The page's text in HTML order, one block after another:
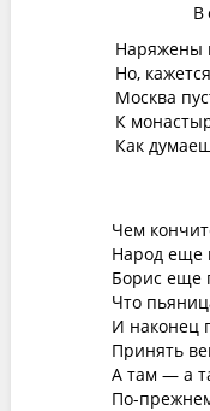
Наряжены
Но,
Москва
К
Как
Чем
Народ еще
Борис еще
Что
И наконец
Принять
А там — а
По-